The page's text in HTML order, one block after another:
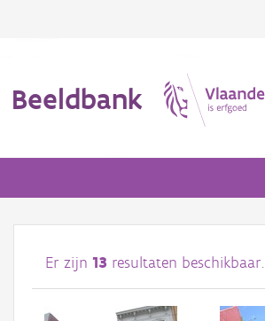
Beeldbank
Afbeeldingen
#BeeldIndeKijker
Er zijn 13 resultaten beschikbaar.